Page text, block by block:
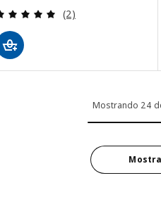
Revisa: 5 de 5
(2)
Mostrando 24